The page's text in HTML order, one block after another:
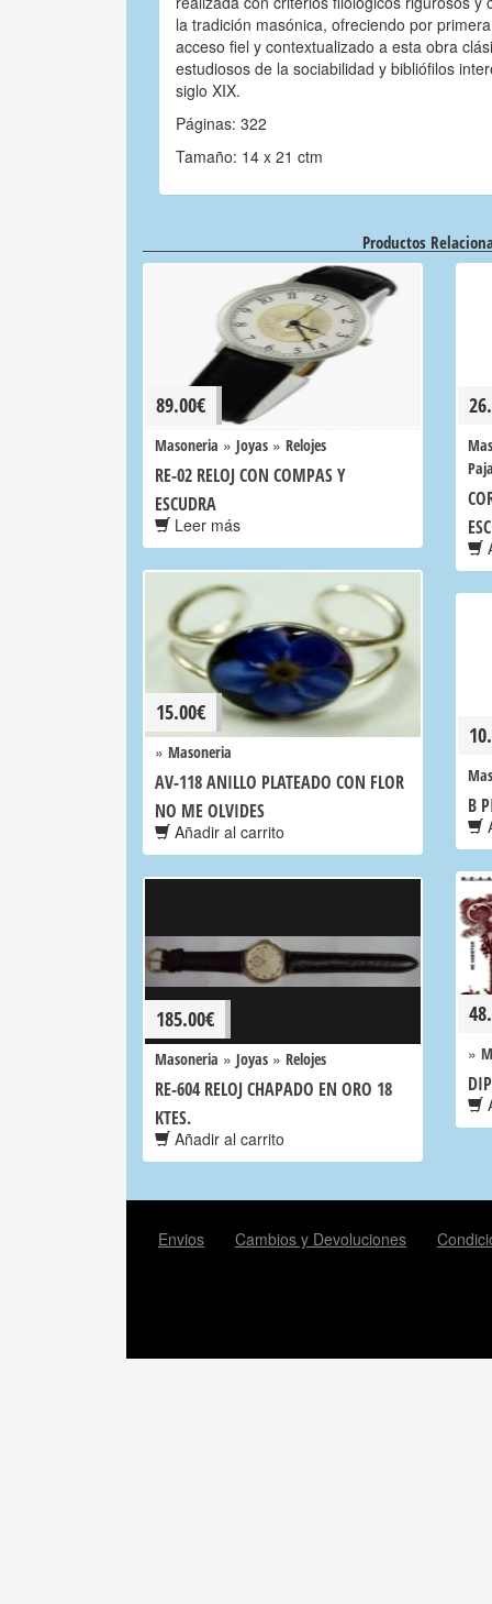
la tradición masónica, ofreciendo por
acceso fiel y contextualizado a esta obra
estudiosos de la sociabilidad y bibliófilos
siglo XIX.
Páginas: 322
Tamaño: 14 x 21 ctm
Productos
89.00€
Masoneria » Joyas » Relojes
RE-02 RELOJ CON COMPAS Y
ESCUDRA
Leer más
15.00€
» Masoneria
AV-118 ANILLO PLATEADO CON FLOR
NO ME OLVIDES
Añadir al carrito
B
»
185.00€
Masoneria » Joyas » Relojes
RE-604 RELOJ CHAPADO EN ORO 18
KTES.
Añadir al carrito
Envios Cambios y Devoluciones